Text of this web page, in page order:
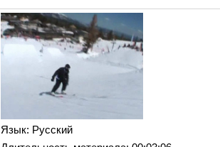
Язык: Русский